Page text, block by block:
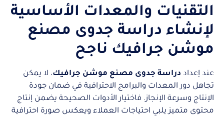
التقنيات والمعدات الأساسية
لإنشاء دراسة جدوى مصنع
موشن جرافيك ناجح
عند إعداد دراسة جدوى مصنع موشن جرافيك، لا يمكن
تجاهل دور المعدات والبرامج الاحترافية في ضمان جودة
الإنتاج وسرعة الإنجاز. فاختيار الأدوات الصحيحة يضمن إنتاج
محتوى متميز يلبي احتياجات العملاء ويعكس صورة احترافية